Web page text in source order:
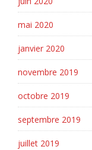
mai 2020
janvier 2020
novembre 2019
octobre 2019
septembre 2019
juillet 2019